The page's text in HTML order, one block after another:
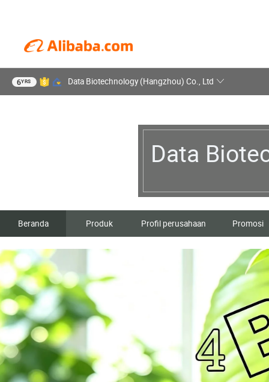
6YRS Data Biotechnology (Hangzhou) Co., Ltd
Data
Beranda Produk Profil perusahaan Promosi